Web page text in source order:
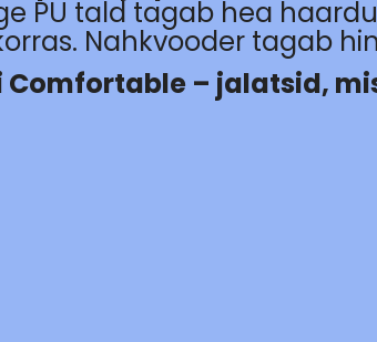
PU tald tagab hea
Nahkvooder tagab
Comfortable – jalatsid,